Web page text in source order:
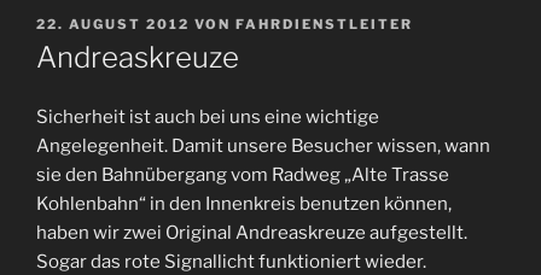
VERÖFFENTLICHT
AM
22. AUGUST 2012 VON FAHRDIENSTLEITER
Andreaskreuze
Sicherheit ist auch bei uns eine wichtige
Angelegenheit. Damit unsere Besucher wissen, wann
sie den Bahnübergang vom Radweg „Alte Trasse
Kohlenbahn“ in den Innenkreis benutzen können,
haben wir zwei Original Andreaskreuze aufgestellt.
Sogar das rote Signallicht funktioniert wieder.